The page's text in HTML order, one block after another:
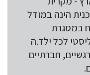
הינה במודל
במסגרת
לכל ילד.ה
חברתיים
.